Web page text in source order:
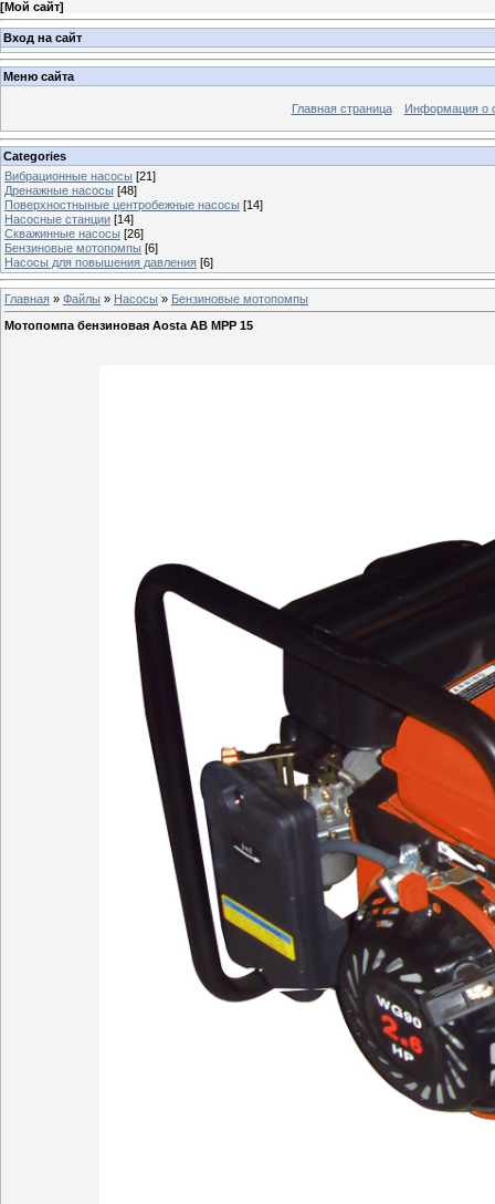
[Мой сайт]
Вход на сайт
Меню сайта
Главная страница Информация о
Categories
Вибрационные насосы [21]
Дренажные насосы [48]
Поверхностныные центробежные насосы [14]
Насосные станции [14]
Скважинные насосы [26]
Бензиновые мотопомпы [6]
Насосы для повышения давления [6]
Главная » Файлы » Насосы » Бензиновые мотопомпы
Мотопомпа бензиновая Aosta AB MPP 15